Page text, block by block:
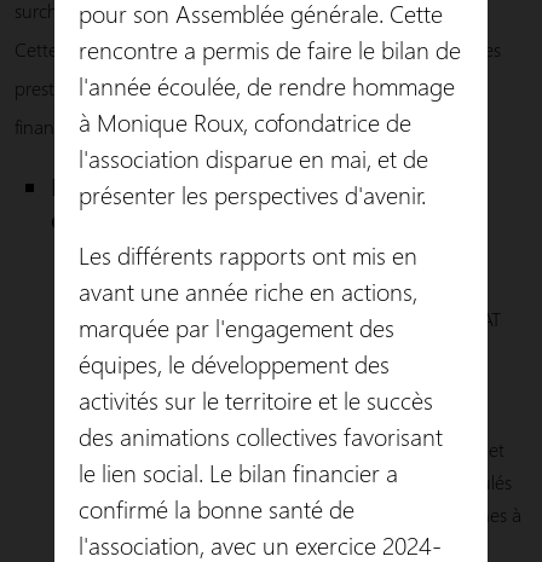
surchargé.
Cette structure appartient au secteur privé non lucratif et ses
prestations bénéficient d’avantages fiscaux pour leur
financement.
Pour le service prestataire d’aide à
domicile, l’association est :
Autorisée par le Conseil Départemental de l’Allier
(habilitation Aide Sociale, APA et PCH).
Conventionnée avec les Caisses de retraite: CARSAT
MSA MGEN AVA et Caisses spécifiques.
Conventionnée avec la CPAM pour les prestations
“Garde malade”
Conventionnée avec les CESU préfinancés, DOM+et
SORTIR+ pour les prestations de transports véhiculés
et accompagnés, avec véhicules adaptés (personnes à
mobilité réduite).
pour son Assemblée générale. Cette
rencontre a permis de faire le bilan de
l'année écoulée, de rendre hommage
à Monique Roux, cofondatrice de
l'association disparue en mai, et de
présenter les perspectives d'avenir.
Les différents rapports ont mis en
avant une année riche en actions,
marquée par l'engagement des
équipes, le développement des
activités sur le territoire et le succès
des animations collectives favorisant
le lien social. Le bilan financier a
confirmé la bonne santé de
l'association, avec un exercice 2024-